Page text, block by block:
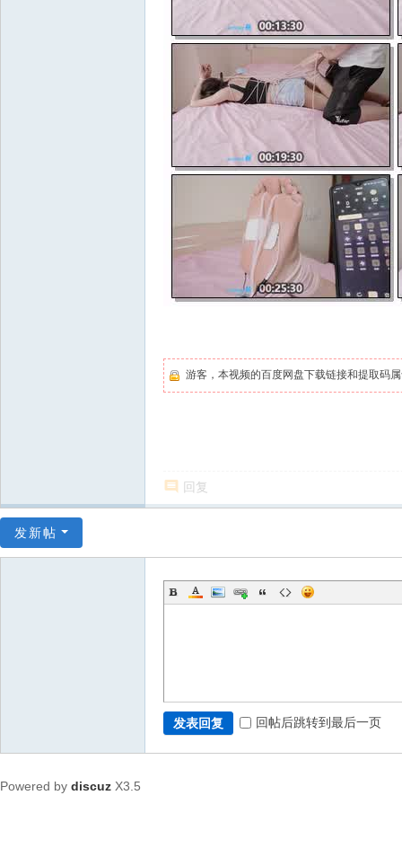
游客，本视频的百度网盘下载链接和提取码
回复
发新帖
发表回复 回帖后跳转到最后一页
Powered by discuz X3.5